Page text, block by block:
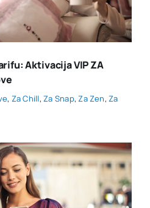
Aktivacija VIP ZA
, Za Chill,Za Snap,Za Zen,Za